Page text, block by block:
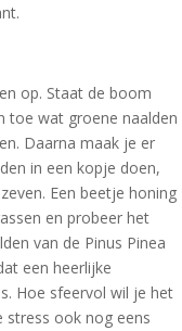
op. Staat de boom
toe wat groene naalden
Daarna maak je er
in een kopje doen,
Een beetje honing
en probeer het
van de Pinus Pinea
een heerlijke
Hoe sfeervol wil je het
stress ook nog eens